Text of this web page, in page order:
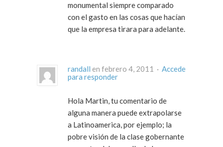
monumental siempre comparado
con el gasto en las cosas que hacían
que la empresa tirara para adelante.
randall en febrero 4, 2011 · Accede
para responder
Hola Martin, tu comentario de
alguna manera puede extrapolarse
a Latinoamerica, por ejemplo; la
pobre visión de la clase gobernante